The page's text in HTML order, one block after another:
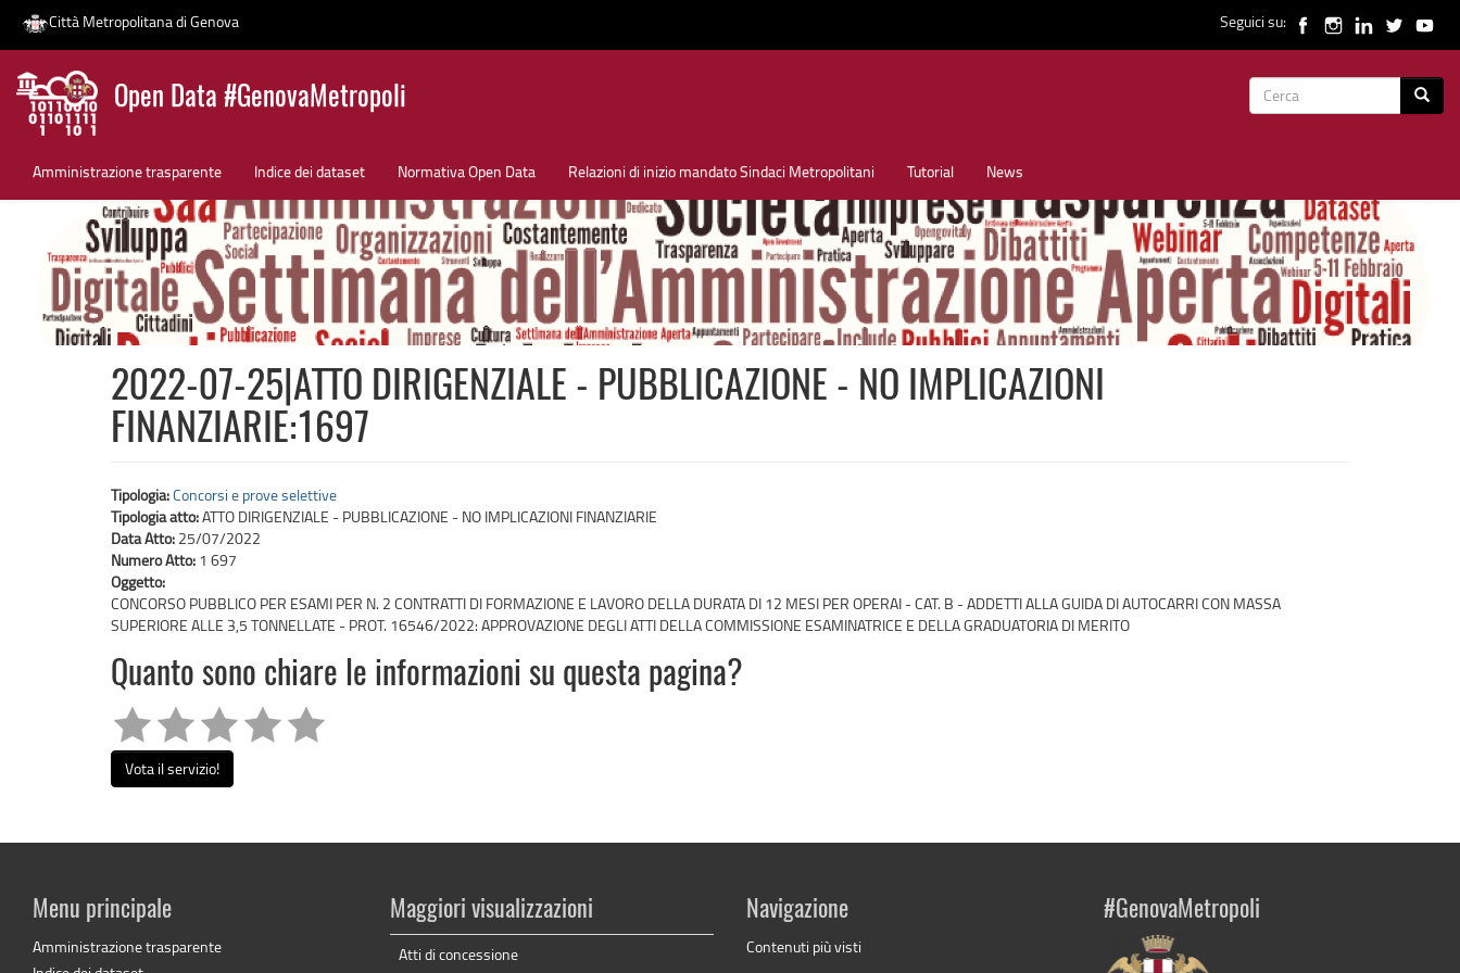
Salta
contenuto
Città Metropolitana di Genova Seguici su:
Open Data #GenovaMetropoli
Form
Amministrazione trasparente Indice dei dataset Normativa Open Data Relazioni di inizio mandato Sindaci Metropolitani Tutorial News
News
2022-07-25|ATTO DIRIGENZIALE - PUBBLICAZIONE - NO IMPLICAZIONI
FINANZIARIE:1697
Tipologia:Concorsi e prove selettive
Tipologia atto:ATTO DIRIGENZIALE - PUBBLICAZIONE - NO IMPLICAZIONI FINANZIARIE
Data Atto: 25/07/2022
Numero Atto: 1 697
Oggetto:
CONCORSO PUBBLICO PER ESAMI PER N. 2 CONTRATTI DI FORMAZIONE E LAVORO DELLA DURATA DI 12 MESI PER OPERAI - CAT. B - ADDETTI ALLA GUIDA DI AUTOCARRI CON MASSA
SUPERIORE ALLE 3,5 TONNELLATE - PROT. 16546/2022: APPROVAZIONE DEGLI ATTI DELLA COMMISSIONE ESAMINATRICE E DELLA GRADUATORIA DI MERITO
Quanto sono chiare le informazioni su questa pagina?
Vota il servizio!
Menu principale
Amministrazione trasparente
Maggiori visualizzazioni
Atti di concessione
Navigazione
Contenuti più visti
#GenovaMetropoli